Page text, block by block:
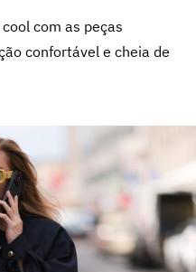
com as peças
confortável e cheia de